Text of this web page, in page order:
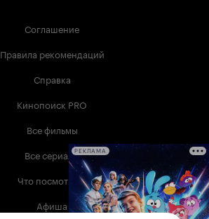
Соглашение
Правила рекомендаций
Справка
Кинопоиск PRO
Все фильмы
Все сериалы
Что посмотреть
Афиша
РЕКЛАМА